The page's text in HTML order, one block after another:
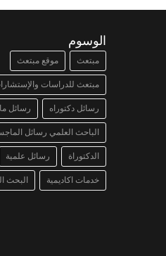
الوسوم
مبتعث موقع مبتعث
مبتعث للدراسات
رسائل دكتوراه رسائل
الباحث العلمي رسائل
الدكتوراة رسائل علمية
خدمات اكاديمية البحث